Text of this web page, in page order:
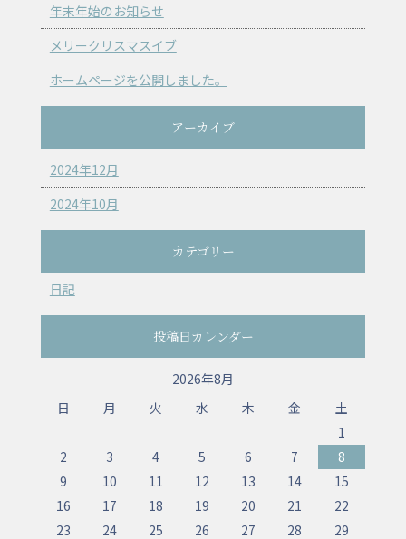
年末年始のお知らせ
メリークリスマスイブ
ホームページを公開しました。
アーカイブ
2024年12月
2024年10月
カテゴリー
日記
投稿日カレンダー
2026年8月
日
月 火 水 木 金
土
1
2
3 4 5 6 7
8
9
10 11 12 13 14
15
16
17 18 19 20 21
22
23
24 25 26 27 28 29